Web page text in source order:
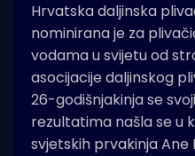
Hrvatska daljinska
nominirana je za
vodama u svijetu od
asocijacije daljinskog
26-godišnjakinja se
rezultatima našla se u
svjetskih prvakinja Ane